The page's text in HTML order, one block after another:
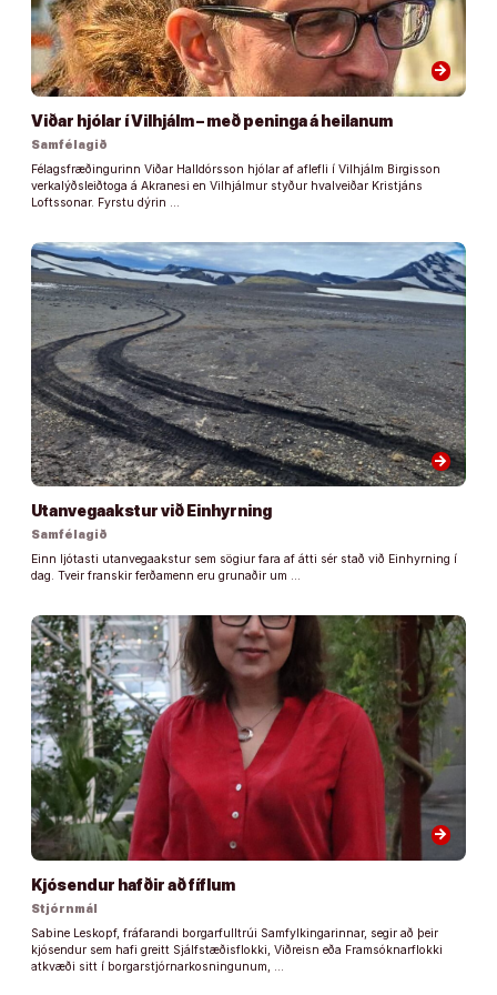
arrow_forward
Viðar hjólar í Vilhjálm – með peninga á heilanum
Samfélagið
Félagsfræðingurinn Viðar Halldórsson hjólar af aflefli í Vilhjálm Birgisson
verkalýðsleiðtoga á Akranesi en Vilhjálmur styður hvalveiðar Kristjáns
Loftssonar. Fyrstu dýrin …
arrow_forward
Utanvegaakstur við Einhyrning
Samfélagið
Einn ljótasti utanvegaakstur sem sögiur fara af átti sér stað við Einhyrning í
dag. Tveir franskir ferðamenn eru grunaðir um …
arrow_forward
Kjósendur hafðir að fíflum
Stjórnmál
Sabine Leskopf, fráfarandi borgarfulltrúi Samfylkingarinnar, segir að þeir
kjósendur sem hafi greitt Sjálfstæðisflokki, Viðreisn eða Framsóknarflokki
atkvæði sitt í borgarstjórnarkosningunum, …